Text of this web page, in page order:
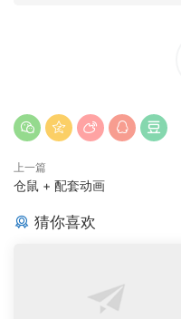
上一篇
仓鼠 + 配套动画
猜你喜欢